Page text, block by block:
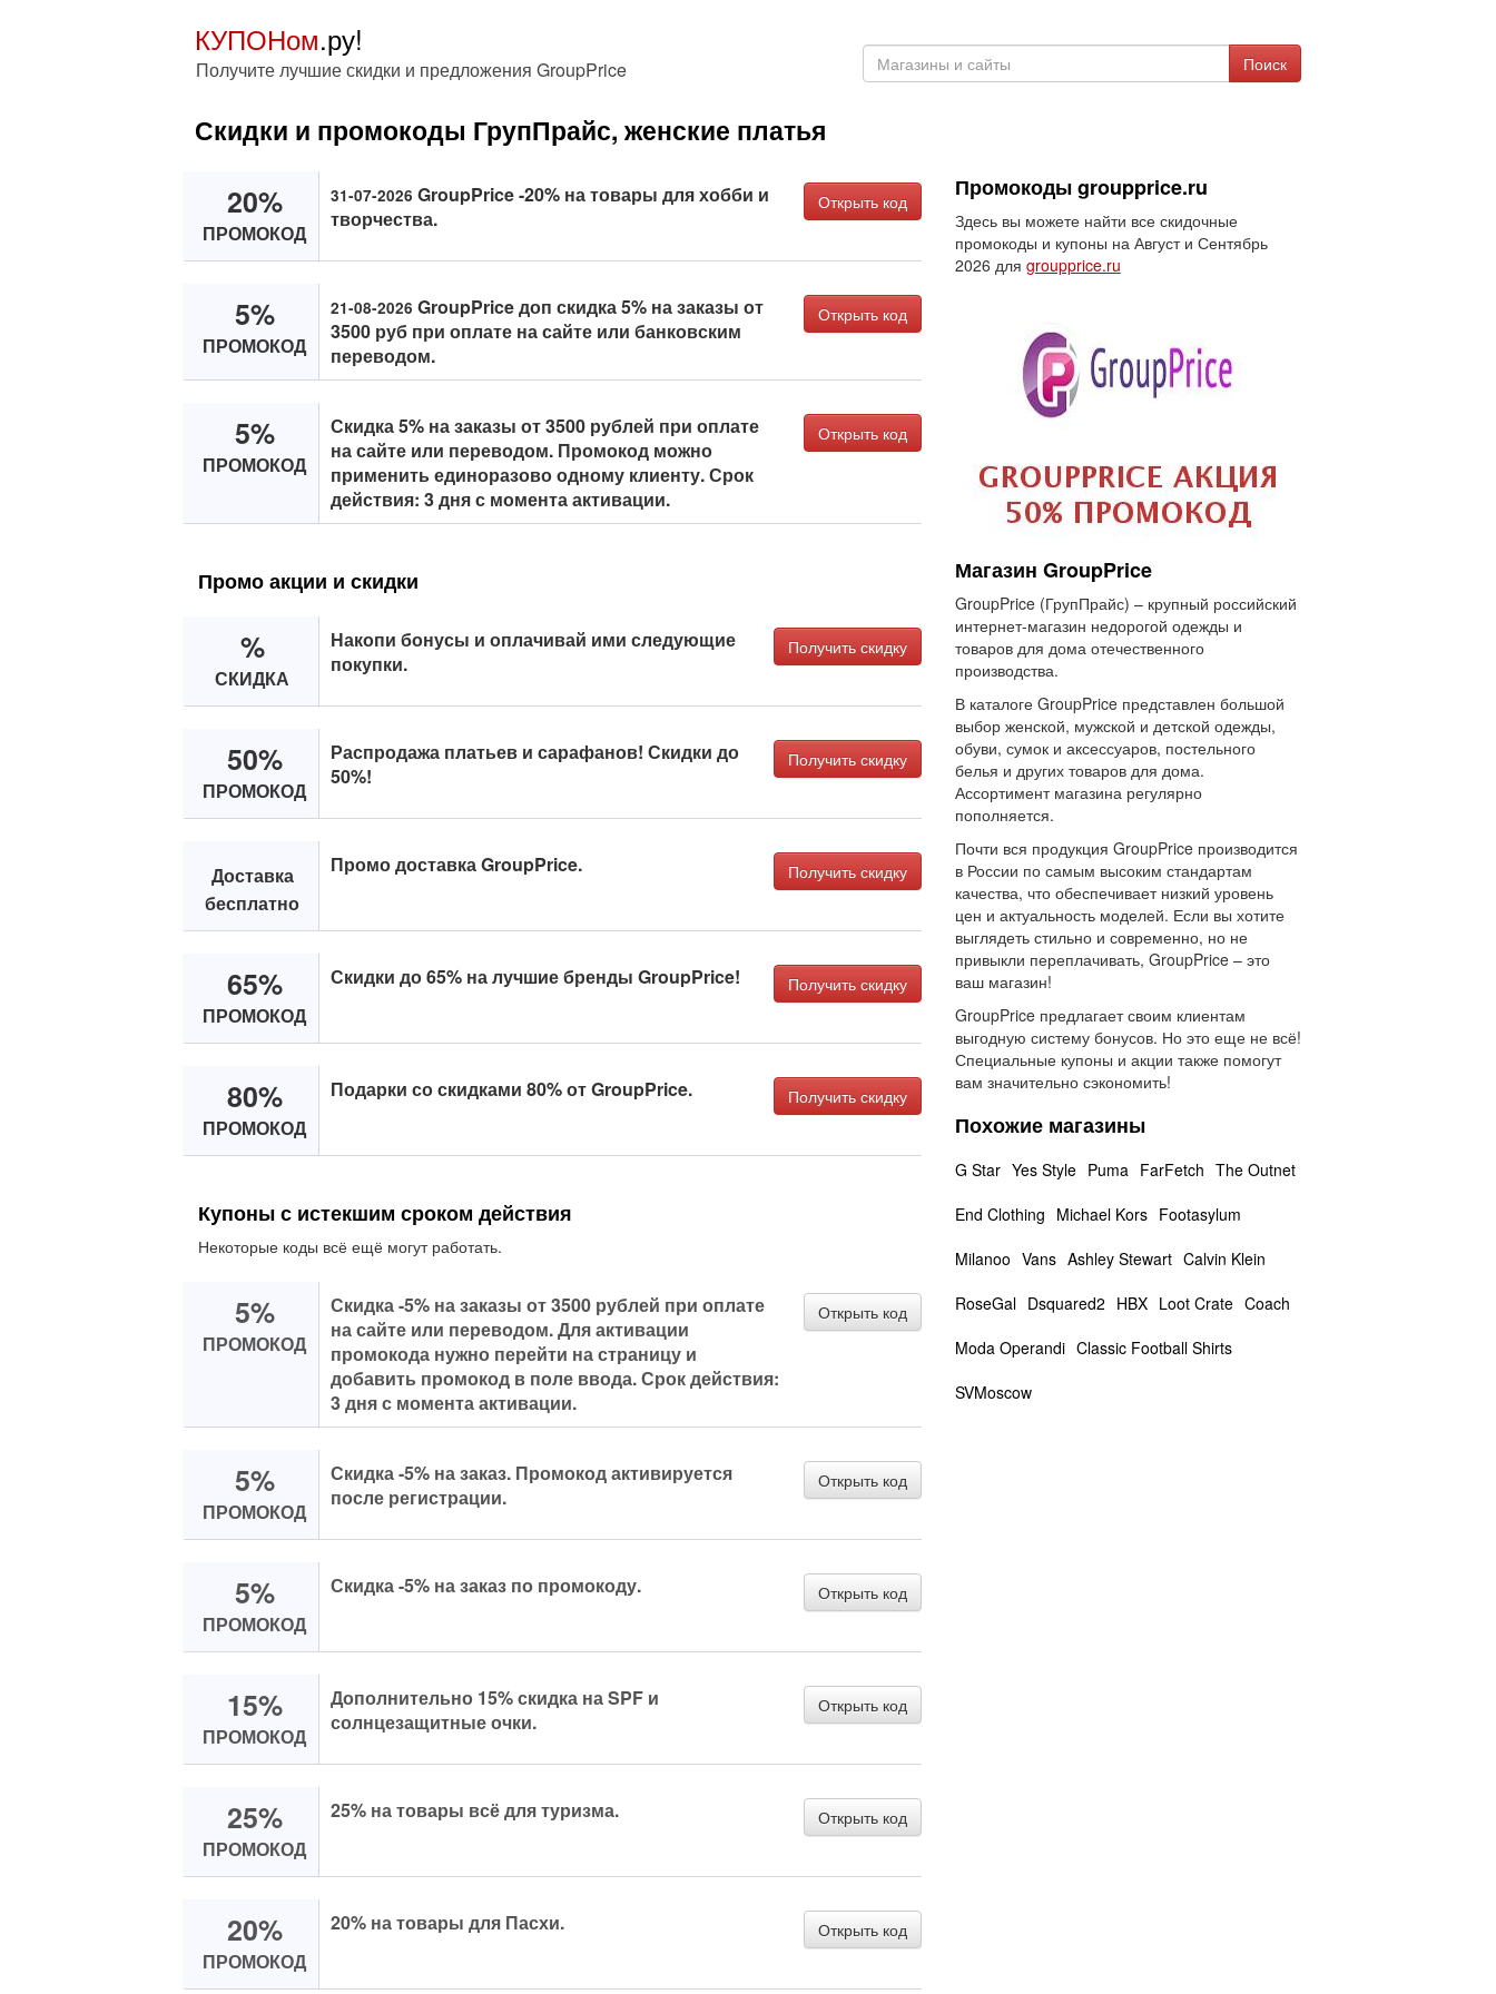
КУПОНом.ру!
Получите лучшие скидки и предложения GroupPrice Поиск
Скидки и промокоды ГрупПрайс, женские платья
20%
ПРОМОКОД
31-07-2026 GroupPrice -20% на товары для хобби и
творчества.
Открыть код
5%
ПРОМОКОД
21-08-2026 GroupPrice доп скидка 5% на заказы от
3500 руб при оплате на сайте или банковским
переводом.
Открыть код
5%
ПРОМОКОД
Скидка 5% на заказы от 3500 рублей при оплате
на сайте или переводом. Промокод можно
применить единоразово одному клиенту. Срок
действия: 3 дня с момента активации.
Открыть код
Промо акции и скидки
%
СКИДКА
Накопи бонусы и оплачивай ими следующие
покупки.
Получить скидку
50%
ПРОМОКОД
Распродажа платьев и сарафанов! Скидки до
50%!
Получить скидку
Доставка
бесплатно
Промо доставка GroupPrice. Получить скидку
65%
ПРОМОКОД
Скидки до 65% на лучшие бренды GroupPrice! Получить скидку
80%
ПРОМОКОД
Подарки со скидками 80% от GroupPrice. Получить скидку
Купоны с истекшим сроком действия
Некоторые коды всё ещё могут работать.
5%
ПРОМОКОД
Скидка -5% на заказы от 3500 рублей при оплате
на сайте или переводом. Для активации
промокода нужно перейти на страницу и
добавить промокод в поле ввода. Срок действия:
3 дня с момента активации.
Открыть код
5%
ПРОМОКОД
Скидка -5% на заказ. Промокод активируется
после регистрации.
Открыть код
5%
ПРОМОКОД
Скидка -5% на заказ по промокоду. Открыть код
15%
ПРОМОКОД
Дополнительно 15% скидка на SPF и
солнцезащитные очки.
Открыть код
25%
ПРОМОКОД
25% на товары всё для туризма. Открыть код
20%
ПРОМОКОД
20% на товары для Пасхи. Открыть код
Промокоды groupprice.ru
Здесь вы можете найти все скидочные
промокоды и купоны на Август и Сентябрь
2026 для groupprice.ru
Магазин GroupPrice
GroupPrice (ГрупПрайс) – крупный российский
интернет-магазин недорогой одежды и
товаров для дома отечественного
производства.
В каталоге GroupPrice представлен большой
выбор женской, мужской и детской одежды,
обуви, сумок и аксессуаров, постельного
белья и других товаров для дома.
Ассортимент магазина регулярно
пополняется.
Почти вся продукция GroupPrice производится
в России по самым высоким стандартам
качества, что обеспечивает низкий уровень
цен и актуальность моделей. Если вы хотите
выглядеть стильно и современно, но не
привыкли переплачивать, GroupPrice – это
ваш магазин!
GroupPrice предлагает своим клиентам
выгодную систему бонусов. Но это еще не всё!
Специальные купоны и акции также помогут
вам значительно сэкономить!
Похожие магазины
G Star Yes Style Puma FarFetch The Outnet
End Clothing Michael Kors Footasylum
Milanoo Vans Ashley Stewart Calvin Klein
RoseGal Dsquared2 HBX Loot Crate Coach
Moda Operandi Classic Football Shirts
SVMoscow